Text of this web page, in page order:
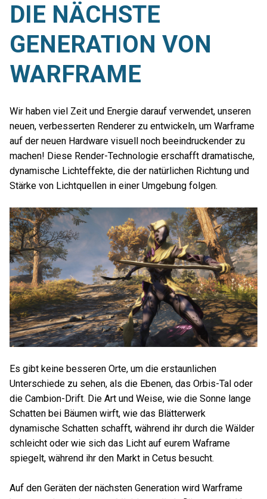
DIE NÄCHSTE
GENERATION VON
WARFRAME
Wir haben viel Zeit und Energie darauf verwendet, unseren
neuen, verbesserten Renderer zu entwickeln, um Warframe
auf der neuen Hardware visuell noch beeindruckender zu
machen! Diese Render-Technologie erschafft dramatische,
dynamische Lichteffekte, die der natürlichen Richtung und
Stärke von Lichtquellen in einer Umgebung folgen.
Es gibt keine besseren Orte, um die erstaunlichen
Unterschiede zu sehen, als die Ebenen, das Orbis-Tal oder
die Cambion-Drift. Die Art und Weise, wie die Sonne lange
Schatten bei Bäumen wirft, wie das Blätterwerk
dynamische Schatten schafft, während ihr durch die Wälder
schleicht oder wie sich das Licht auf eurem Waframe
spiegelt, während ihr den Markt in Cetus besucht.
Auf den Geräten der nächsten Generation wird Warframe